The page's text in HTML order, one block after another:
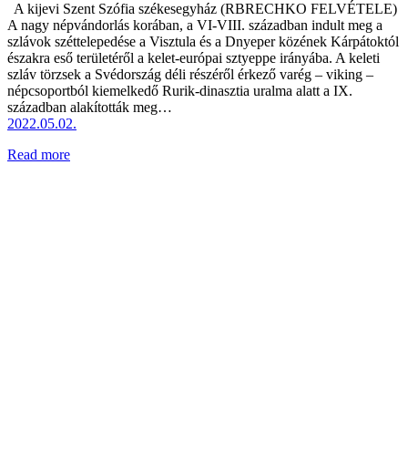
A kijevi Szent Szófia székesegyház (RBRECHKO FELVÉTELE)
A nagy népvándorlás korában, a VI-VIII. században indult meg a
szlávok széttelepedése a Visztula és a Dnyeper közének Kárpátoktól
északra eső területéről a kelet-európai sztyeppe irányába. A keleti
szláv törzsek a Svédország déli részéről érkező varég – viking –
népcsoportból kiemelkedő Rurik-dinasztia uralma alatt a IX.
században alakították meg…
2022.05.02.
Read more